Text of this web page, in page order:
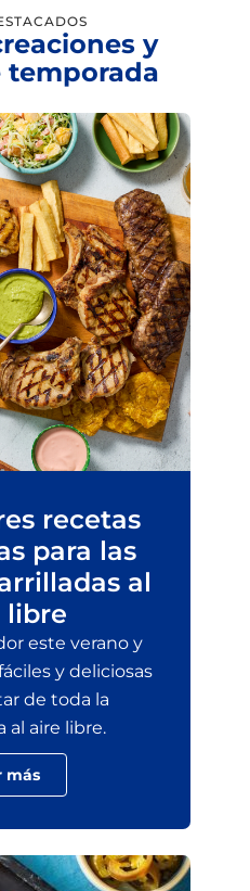
y
temporada
recetas
para las
al
libre
este verano y
y deliciosas
de toda la
al aire libre.
más